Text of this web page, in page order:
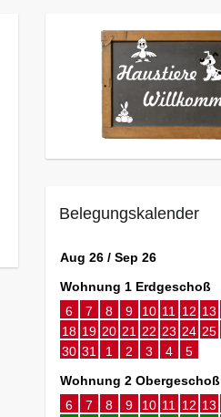
Belegungskalender
Aug 26 / Sep 26
Wohnung 1 Erdgeschoß
6
7 8 9 10 11 12 13
18 19 20 21 22 23 24 25
30 31 1 2 3 4
5
Wohnung 2 Obergeschoß
6
7 8 9 10 11 12 13